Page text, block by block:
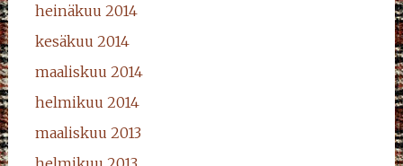
heinäkuu 2014
kesäkuu 2014
maaliskuu 2014
helmikuu 2014
maaliskuu 2013